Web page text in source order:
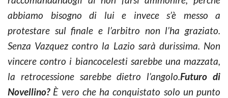
abbiamo bisogno di lui e invece s’è messo a
protestare sul finale e l’arbitro non l’ha graziato.
Senza Vazquez contro la Lazio sarà durissima. Non
vincere contro i biancocelesti sarebbe una mazzata,
la retrocessione sarebbe dietro l’angolo.Futuro di
Novellino?È vero che ha conquistato solo un punto